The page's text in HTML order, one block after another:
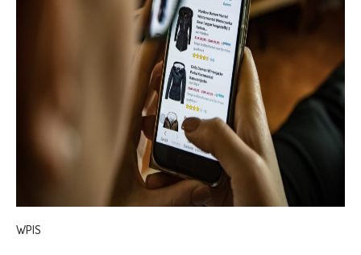
WPIS